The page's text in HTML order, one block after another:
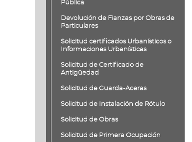
Pública
Devolución de Fianzas por Obras de
Particulares
Solicitud certificados Urbanísticos o
Informaciones Urbanísticas
Solicitud de Certificado de
Antigüedad
Solicitud de Guarda-Aceras
Solicitud de Instalación de Rótulo
Solicitud de Obras
Solicitud de Primera Ocupación